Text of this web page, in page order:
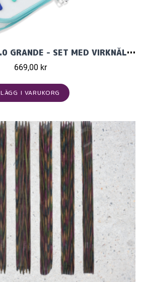
KNITPRO WAVES 2.0 GRANDE - SET MED VIRKNÅLAR (14 ST)
669,00 kr
LÄGG I VARUKORG